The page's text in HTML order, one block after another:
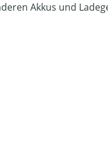
Akkus und